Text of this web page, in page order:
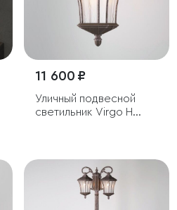
11 600 ₽
Уличный подвесной
светильник Virgo H